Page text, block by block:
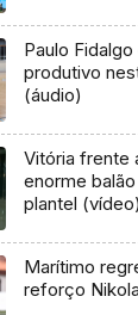
Paulo
produtivo
(áudio)
Vitória frente
enorme
plantel (vídeo)
Marítimo
reforço